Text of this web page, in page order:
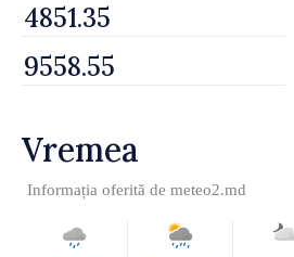
Vremea
Informația oferită de meteo2.md